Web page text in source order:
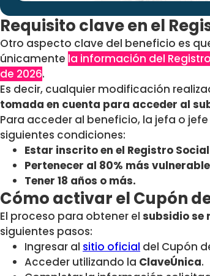
Requisito clave en el
Otro aspecto clave del beneficio es
únicamente la información del
de 2026.
Es decir, cualquier modificación
tomada en cuenta para acceder al
Para acceder al beneficio, la jefa o
siguientes condiciones:
Estar inscrito en el Registro
Pertenecer al 80% más vulnerable
Tener 18 años o más.
Cómo activar el Cupón
El proceso para obtener el subsidio se
siguientes pasos:
Ingresar al sitio oficial del Cupón
Acceder utilizando la ClaveÚnica.